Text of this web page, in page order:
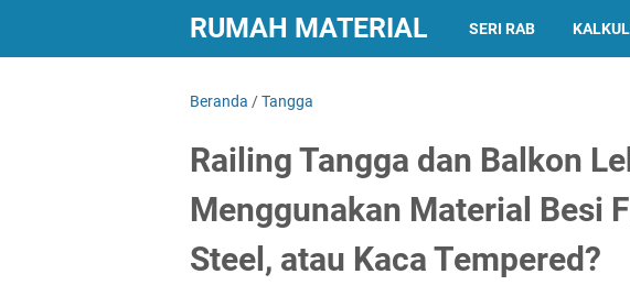
RUMAH MATERIAL SERI RAB
Beranda /Tangga
Railing Tangga dan Balkon
Menggunakan Material Besi
Steel, atau Kaca Tempered?